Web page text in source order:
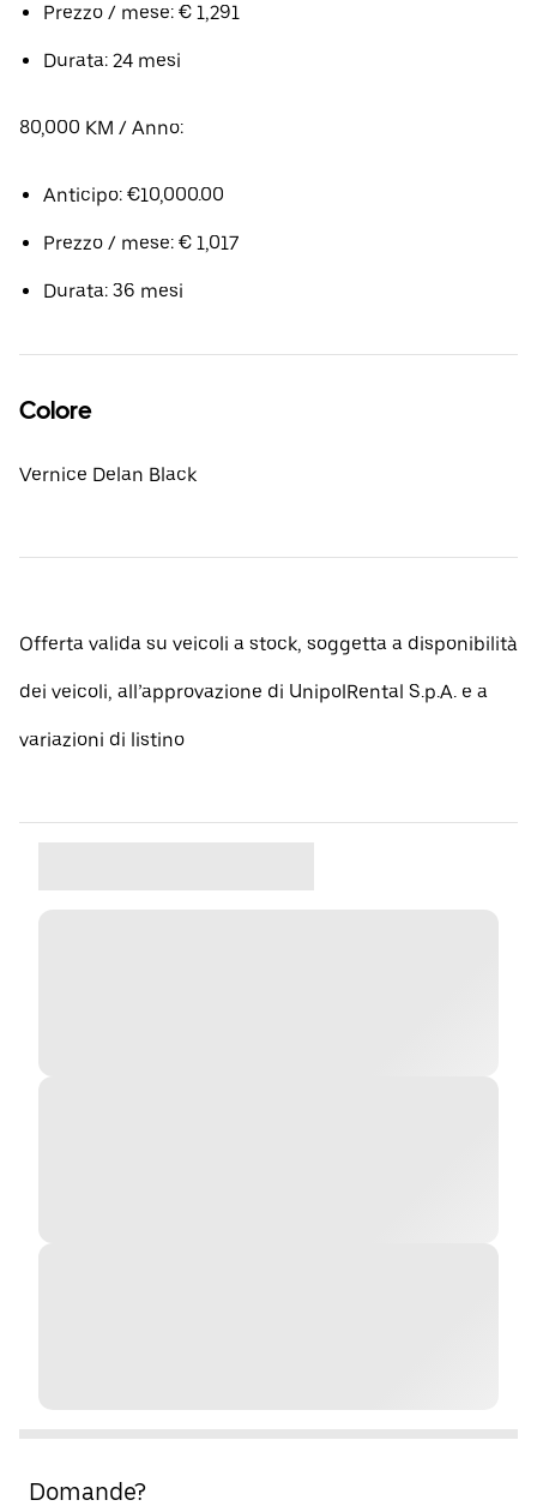
Prezzo / mese: € 1,291
Durata: 24 mesi
80,000 KM / Anno:
Anticipo: €10,000.00
Prezzo / mese: € 1,017
Durata: 36 mesi
Colore
Vernice Delan Black
Offerta valida su veicoli a stock, soggetta a disponibilità
dei veicoli, all’approvazione di UnipolRental S.p.A. e a
variazioni di listino
Domande?